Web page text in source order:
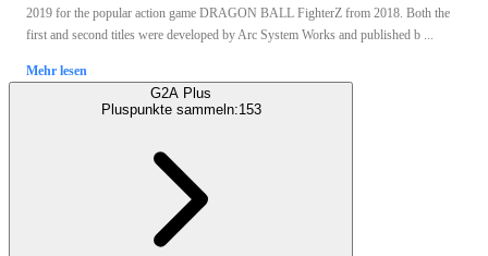
2019 for the popular action game DRAGON BALL FighterZ from 2018. Both the
first and second titles were developed by Arc System Works and published b ...
Mehr lesen
G2A Plus
Pluspunkte sammeln:153